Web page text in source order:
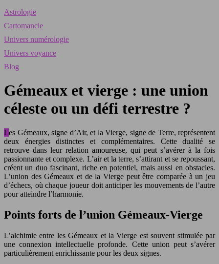
Astrologie
Cartomancie
Univers numérologie
Univers voyance
Blog
Gémeaux et vierge : une union
céleste ou un défi terrestre ?
Les Gémeaux, signe d’Air, et la Vierge, signe de Terre, représentent
deux énergies distinctes et complémentaires. Cette dualité se
retrouve dans leur relation amoureuse, qui peut s’avérer à la fois
passionnante et complexe. L’air et la terre, s’attirant et se repoussant,
créent un duo fascinant, riche en potentiel, mais aussi en obstacles.
L’union des Gémeaux et de la Vierge peut être comparée à un jeu
d’échecs, où chaque joueur doit anticiper les mouvements de l’autre
pour atteindre l’harmonie.
Points forts de l’union Gémeaux-Vierge
L’alchimie entre les Gémeaux et la Vierge est souvent stimulée par
une connexion intellectuelle profonde. Cette union peut s’avérer
particulièrement enrichissante pour les deux signes.